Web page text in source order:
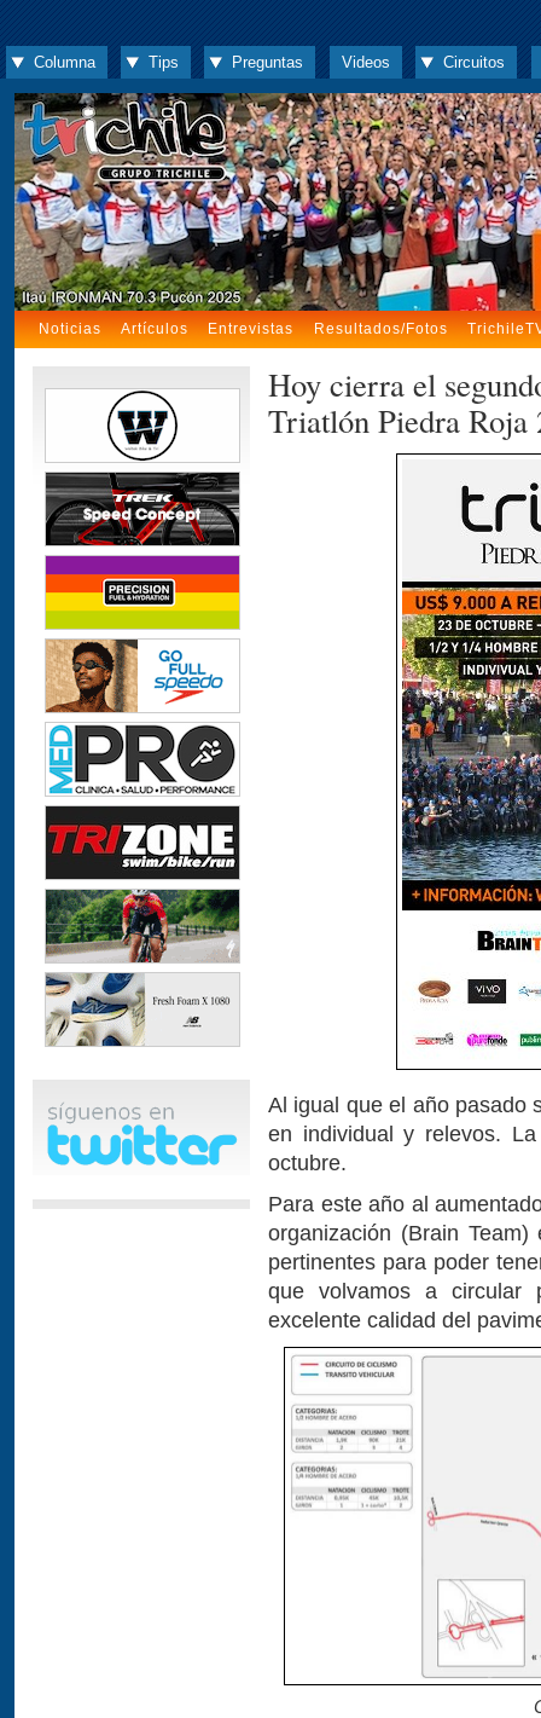
Columna Tips Preguntas Videos Circuitos
Noticias Artículos Entrevistas Resultados/Fotos
Hoy cierra el
Triatlón Piedra Roja
Al igual que el año
en individual y relevos.
octubre.
Para este año al
organización (Brain
pertinentes para poder
que volvamos a circular
excelente calidad del